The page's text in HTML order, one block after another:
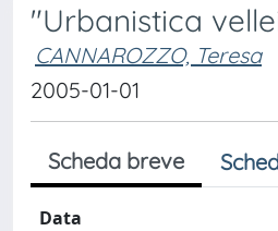
"Urbanistica
CANNAROZZO, Teresa
2005-01-01
Scheda breve
Data